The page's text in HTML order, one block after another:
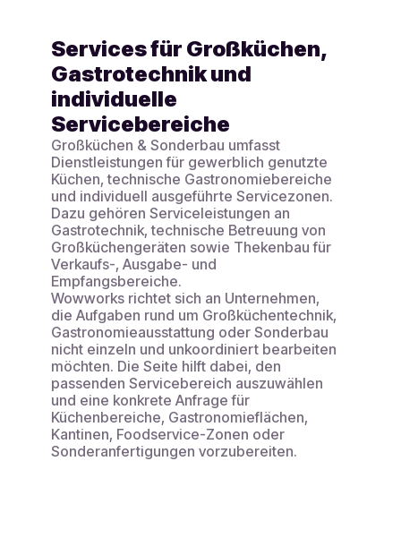
Services für Großküchen,
Gastrotechnik und
individuelle
Servicebereiche
Großküchen & Sonderbau umfasst
Dienstleistungen für gewerblich genutzte
Küchen, technische Gastronomiebereiche
und individuell ausgeführte Servicezonen.
Dazu gehören Serviceleistungen an
Gastrotechnik, technische Betreuung von
Großküchengeräten sowie Thekenbau für
Verkaufs-, Ausgabe- und
Empfangsbereiche.
Wowworks richtet sich an Unternehmen,
die Aufgaben rund um Großküchentechnik,
Gastronomieausstattung oder Sonderbau
nicht einzeln und unkoordiniert bearbeiten
möchten. Die Seite hilft dabei, den
passenden Servicebereich auszuwählen
und eine konkrete Anfrage für
Küchenbereiche, Gastronomieflächen,
Kantinen, Foodservice-Zonen oder
Sonderanfertigungen vorzubereiten.